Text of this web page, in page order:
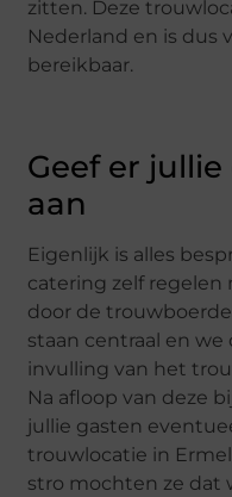
zitten. Deze
Nederland en is dus
bereikbaar.
Geef er
aan
Eigenlijk is alles
catering zelf regelen
door de
staan centraal en
invulling van het
Na afloop van deze
jullie gasten
trouwlocatie in
stro mochten ze dat